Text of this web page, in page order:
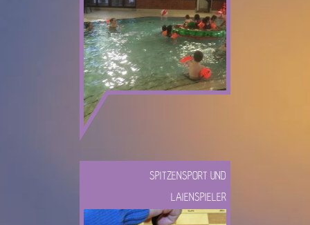
SPITZENSPORT UND
LAIENSPIELER